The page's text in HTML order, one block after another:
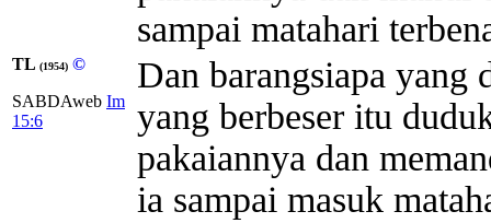
sampai matahari
TL (1954) ©
SABDAweb Im
15:6
Dan barangsiapa yang
yang berbeser itu
pakaiannya dan
ia sampai masuk